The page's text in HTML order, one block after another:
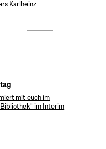
Karlheinz
mit euch im
im Interim